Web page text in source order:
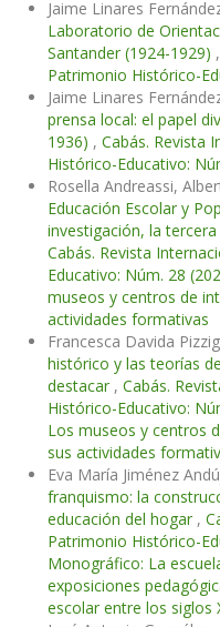
Jaime Linares
Laboratorio de
Santander (1924-1929) ,
Patrimonio Histórico-
Jaime Linares
prensa local: el papel
1936) , Cabás. Revista
Histórico-Educativo:
Rosella Andreassi,
Educación Escolar y
investigación, la
Cabás. Revista
Educativo: Núm. 28
museos y centros de
actividades formativas
Francesca Davida
histórico y las teorías
destacar , Cabás.
Histórico-Educativo:
Los museos y centros
sus actividades
Eva María Jiménez
franquismo: la
educación del hogar ,
Patrimonio Histórico-
Monográfico: La
exposiciones
escolar entre los siglos